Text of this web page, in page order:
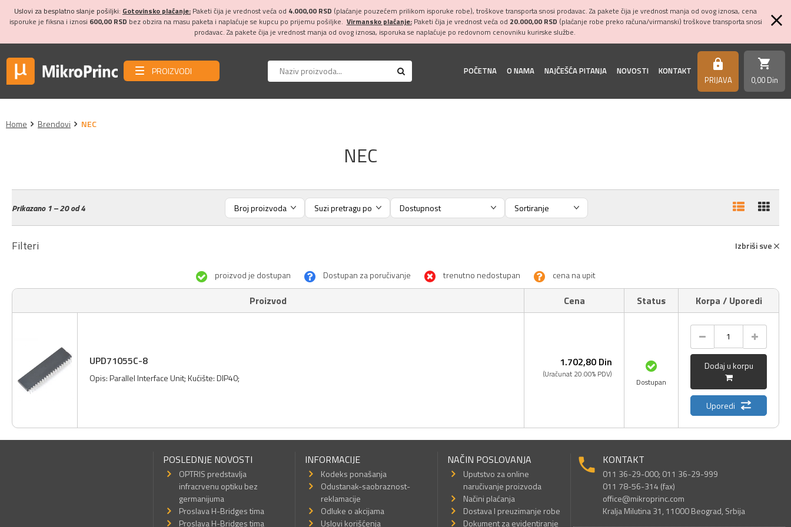
Uslovi za besplatno slanje pošiljki: Gotovinsko plaćanje: Paketi čija je vrednost veća od 4.000,00 RSD (plaćanje pouzećem prilikom isporuke robe), troškove transporta snosi prodavac. Za pakete čija je vrednost manja od ovog iznosa, cena
isporuke je fiksna i iznosi 600,00 RSD bez obzira na masu paketa i naplaćuje se kupcu po prijemu pošiljke. Virmansko plaćanje:Paketi čija je vrednost veća od 20.000,00 RSD (plaćanje robe preko računa/virmanski) troškove transporta snosi
prodavac. Za pakete čija je vrednost manja od ovog iznosa, isporuka se naplaćuje po redovnom cenovniku kurirske službe.
PROIZVODI POČETNA O NAMA NAJČEŠĆA PITANJA NOVOSTI KONTAKT https
PRIJAVA
shopping_cart
0,00 Din
Home Brendovi NEC
NEC
Prikazano1 – 20 od 4
Filteri Izbriši sve
proizvod je dostupan Dostupan za poručivanje trenutno nedostupan cena na upit
Proizvod Cena Status Korpa / Uporedi
UPD71055C-8
Opis: Parallel Interface Unit; Kućište: DIP40;
1.702,80 Din
(Uračunat 20.00% PDV)
Dostupan
Dodaj u korpu
Uporedi
POSLEDNJE NOVOSTI
OPTRIS predstavlja
infracrvenu optiku bez
germanijuma
Proslava H-Bridges tima
Proslava H-Bridges tima
INFORMACIJE
Kodeks ponašanja
Odustanak-saobraznost-
reklamacije
Odluke o akcijama
Uslovi korišćenja
NAČIN POSLOVANJA
Uputstvo za online
naručivanje proizvoda
Načini plaćanja
Dostava I preuzimanje robe
Dokument za evidentiranje
KONTAKT
011 36-29-000; 011 36-29-999
011 78-56-314 (fax)
office@mikroprinc.com
Kralja Milutina 31, 11000 Beograd, Srbija